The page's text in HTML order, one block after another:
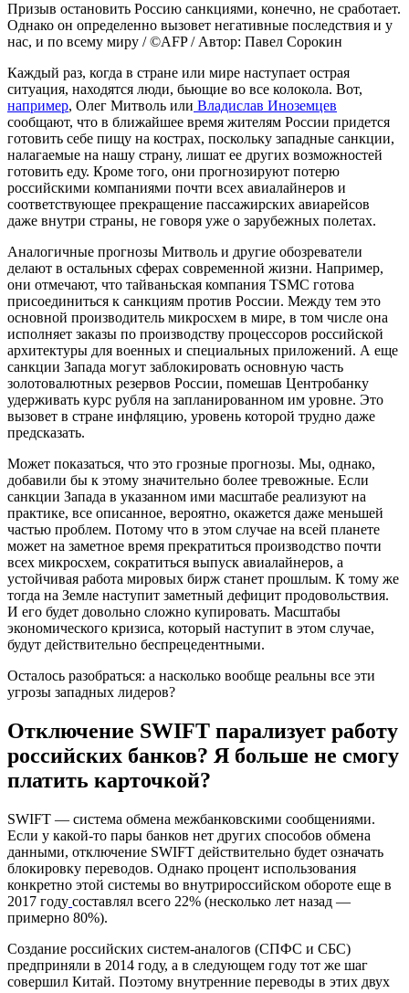
Призыв остановить Россию санкциями, конечно, не сработает.
Однако он определенно вызовет негативные последствия и у
нас, и по всему миру / ©AFP / Автор: Павел Сорокин
Каждый раз, когда в стране или мире наступает острая
ситуация, находятся люди, бьющие во все колокола. Вот,
например, Олег Митволь или Владислав Иноземцев
сообщают, что в ближайшее время жителям России придется
готовить себе пищу на кострах, поскольку западные санкции,
налагаемые на нашу страну, лишат ее других возможностей
готовить еду. Кроме того, они прогнозируют потерю
российскими компаниями почти всех авиалайнеров и
соответствующее прекращение пассажирских авиарейсов
даже внутри страны, не говоря уже о зарубежных полетах.
Аналогичные прогнозы Митволь и другие обозреватели
делают в остальных сферах современной жизни. Например,
они отмечают, что тайваньская компания TSMC готова
присоединиться к санкциям против России. Между тем это
основной производитель микросхем в мире, в том числе она
исполняет заказы по производству процессоров российской
архитектуры для военных и специальных приложений. А еще
санкции Запада могут заблокировать основную часть
золотовалютных резервов России, помешав Центробанку
удерживать курс рубля на запланированном им уровне. Это
вызовет в стране инфляцию, уровень которой трудно даже
предсказать.
Может показаться, что это грозные прогнозы. Мы, однако,
добавили бы к этому значительно более тревожные. Если
санкции Запада в указанном ими масштабе реализуют на
практике, все описанное, вероятно, окажется даже меньшей
частью проблем. Потому что в этом случае на всей планете
может на заметное время прекратиться производство почти
всех микросхем, сократиться выпуск авиалайнеров, а
устойчивая работа мировых бирж станет прошлым. К тому же
тогда на Земле наступит заметный дефицит продовольствия.
И его будет довольно сложно купировать. Масштабы
экономического кризиса, который наступит в этом случае,
будут действительно беспрецедентными.
Осталось разобраться: а насколько вообще реальны все эти
угрозы западных лидеров?
Отключение SWIFT парализует работу
российских банков? Я больше не смогу
платить карточкой?
SWIFT — система обмена межбанковскими сообщениями.
Если у какой-то пары банков нет других способов обмена
данными, отключение SWIFT действительно будет означать
блокировку переводов. Однако процент использования
конкретно этой системы во внутрироссийском обороте еще в
2017 году составлял всего 22% (несколько лет назад —
примерно 80%).
Создание российских систем-аналогов (СПФС и СБС)
предприняли в 2014 году, а в следующем году тот же шаг
совершил Китай. Поэтому внутренние переводы в этих двух